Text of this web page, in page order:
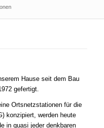
Hause seit dem Bau
gefertigt.
Ortsnetzstationen für die
konzipiert, werden heute
in quasi jeder denkbaren